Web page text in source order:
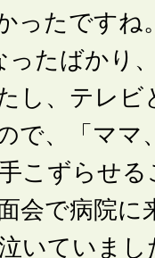
ったですね
たばかり
し、テレビ
で、「ママ
こずらせ
会で病院に
いていまし